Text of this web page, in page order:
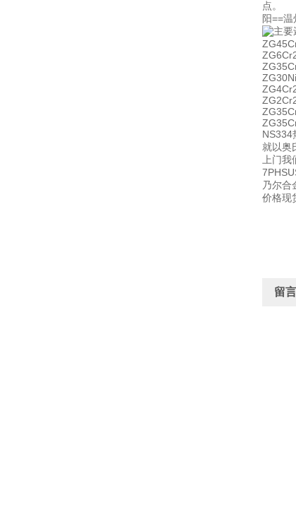
点。
阳==
主要
就以奥
上门
乃尔
价格现
留